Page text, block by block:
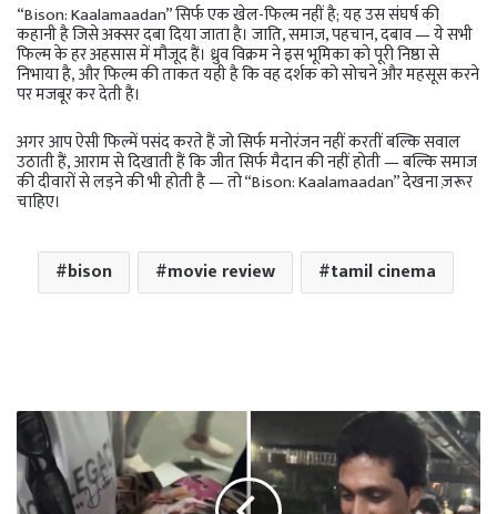
“Bison: Kaalamaadan” सिर्फ एक खेल-फिल्म नहीं है; यह उस संघर्ष की
कहानी है जिसे अक्सर दबा दिया जाता है। जाति, समाज, पहचान, दबाव — ये सभी
फिल्म के हर अहसास में मौजूद हैं। ध्रुव विक्रम ने इस भूमिका को पूरी निष्ठा से
निभाया है, और फिल्म की ताकत यही है कि वह दर्शक को सोचने और महसूस करने
पर मजबूर कर देती है।
अगर आप ऐसी फिल्में पसंद करते हैं जो सिर्फ मनोरंजन नहीं करतीं बल्कि सवाल
उठाती हैं, आराम से दिखाती हैं कि जीत सिर्फ मैदान की नहीं होती — बल्कि समाज
की दीवारों से लड़ने की भी होती है — तो “Bison: Kaalamaadan” देखना ज़रूर
चाहिए।
bison movie review tamil cinema